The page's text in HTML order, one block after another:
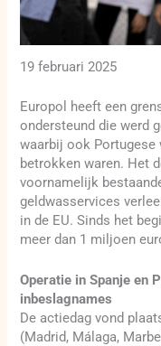
19 februari 2025
Europol heeft een
ondersteund die werd
waarbij ook Portugese
betrokken waren. Het
voornamelijk
geldwasservices
in de EU. Sinds het
meer dan 1 miljoen
Operatie in Spanje en
inbeslagnames
De actiedag vond
(Madrid, Málaga,